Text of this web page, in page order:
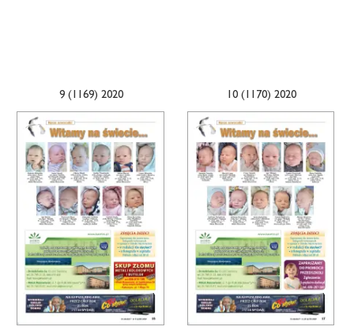
9 (1169) 2020 10 (1170) 2020